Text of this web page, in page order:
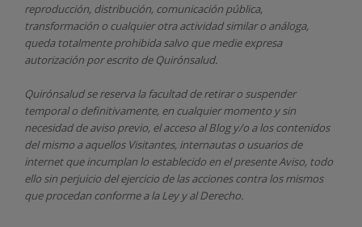
reproducción, distribución, comunicación pública,
transformación o cualquier otra actividad similar o análoga,
queda totalmente prohibida salvo que medie expresa
autorización por escrito de Quirónsalud.
Quirónsaludse reserva la facultad de retirar o suspender
temporal o definitivamente, en cualquier momento y sin
necesidad de aviso previo, el acceso al Blog y/o a los contenidos
del mismo a aquellos Visitantes, internautas o usuarios de
internet que incumplan lo establecido en el presente Aviso, todo
ello sin perjuicio del ejercicio de las acciones contra los mismos
que procedan conforme a la Ley y al Derecho.